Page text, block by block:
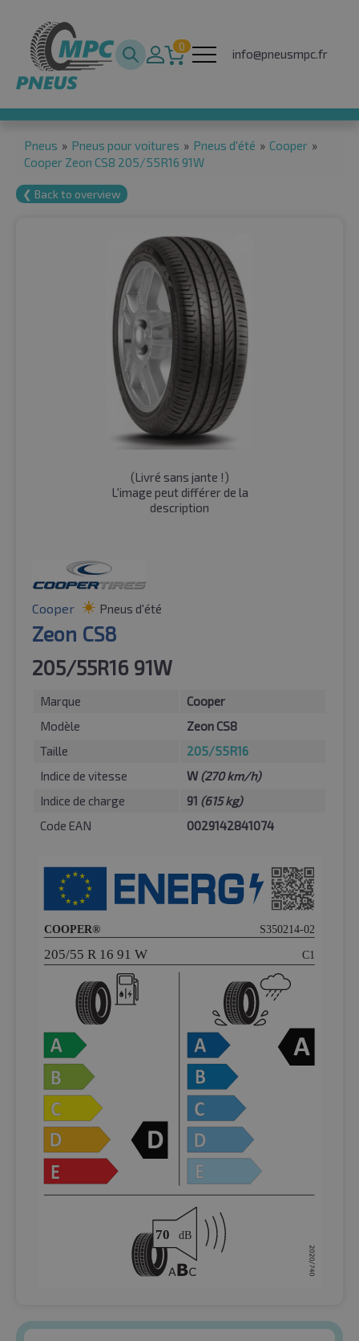
0
info@pneusmpc.fr
Pneus » Pneus pour voitures » Pneus d'été » Cooper »
Cooper Zeon CS8 205/55R16 91W
❮ Back to overview
(Livré sans jante !)
L'image peut différer de la
description
Cooper Pneus d'été
Zeon CS8
205/55R16 91W
Marque
Cooper
Modèle
Zeon CS8
Taille
205/55R16
Indice de vitesse
W (270 km/h)
Indice de charge
91 (615 kg)
Code EAN
0029142841074